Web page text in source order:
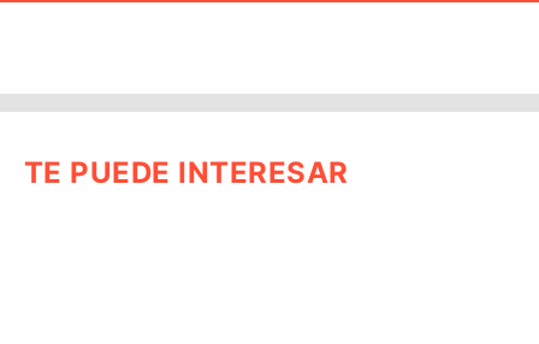
TE PUEDE INTERESAR